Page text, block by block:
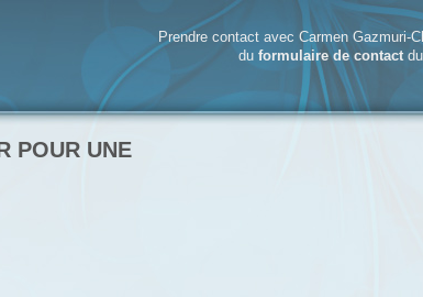
Prendre contact avec Carmen Gazmuri-
du formulaire de contactdu
POUR UNE